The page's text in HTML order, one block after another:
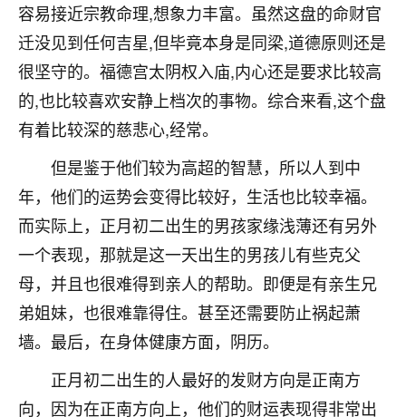
容易接近宗教命理,想象力丰富。虽然这盘的命财官
迁没见到任何吉星,但毕竟本身是同梁,道德原则还是
很坚守的。福德宫太阴权入庙,内心还是要求比较高
的,也比较喜欢安静上档次的事物。综合来看,这个盘
有着比较深的慈悲心,经常。
但是鉴于他们较为高超的智慧，所以人到中
年，他们的运势会变得比较好，生活也比较幸福。
而实际上，正月初二出生的男孩家缘浅薄还有另外
一个表现，那就是这一天出生的男孩儿有些克父
母，并且也很难得到亲人的帮助。即便是有亲生兄
弟姐妹，也很难靠得住。甚至还需要防止祸起萧
墙。最后，在身体健康方面，阴历。
正月初二出生的人最好的发财方向是正南方
向，因为在正南方向上，他们的财运表现得非常出
3小时前 来自河北 16
付深
我是公司人事调整，有升迁机会，但同时竞争的我们
三个，找老师的时候是抱着侥幸心理，没想到老师看
着我晋升有望，我半信半疑的按照老师建议，做了化
太岁还有一个发钱粮，本来年前的人事调整，拖到年
后，我以为都没戏了，结果开年一上班，开会提拔升
职第一个就是我，职务无所谓，主要是底薪加了
3000，非常开心，无论如何，感恩感谢！🙏🏻
鹿森 ：恭喜升职加薪！！，请客吗？�
12小时前 来自北京 32
心心相印
我身体不太好，总是病病殃殃的，去检查又没什么大
问题，反正就是不舒服。中医西医看遍了，找不到问
题，后来无意中看到有人推荐慧来老师，跟老师聊过